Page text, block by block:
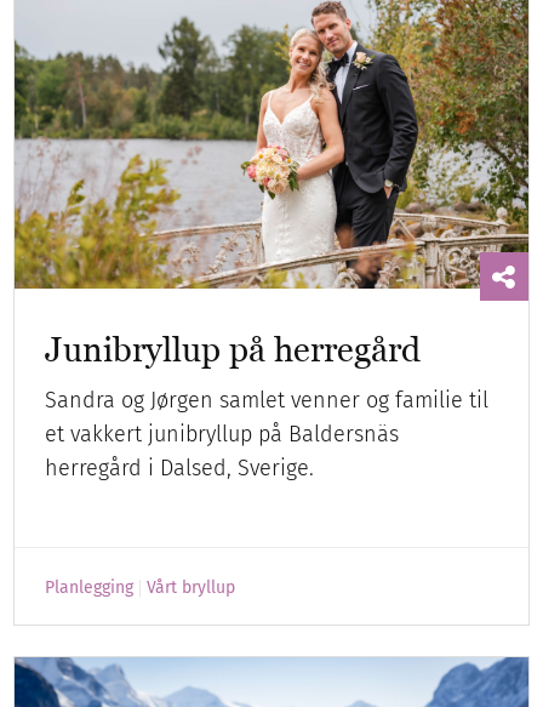
Junibryllup på herregård
Sandra og Jørgen samlet venner og familie til
et vakkert junibryllup på Baldersnäs
herregård i Dalsed, Sverige.
Planlegging Vårt bryllup